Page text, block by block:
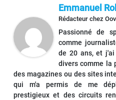
Emmanuel
Rédacteur chez
Passionné de
comme
de 20 ans, et
divers comme la
des magazines ou des sites
qui m'a permis de me
prestigieux et des circuits